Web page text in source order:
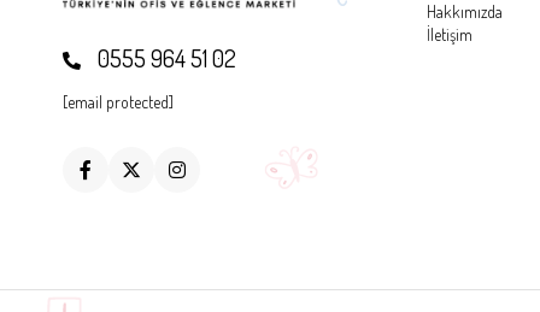
0555 964 51 02
[email protected]
Hakkımızda
İletişim